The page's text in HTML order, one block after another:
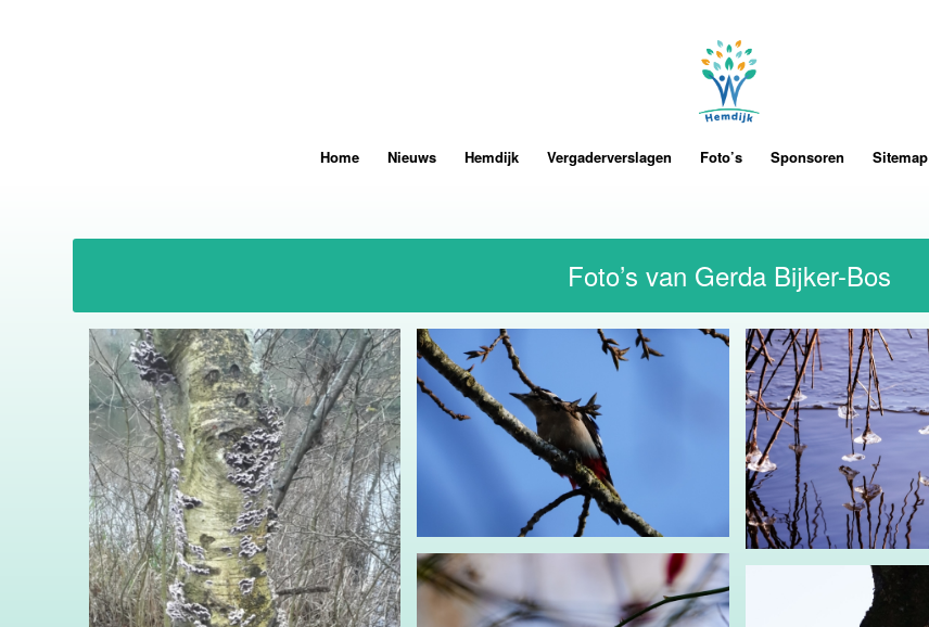
Home Nieuws Hemdijk Vergaderverslagen Foto’s Sponsoren Sitemap
Foto’s van Gerda Bijker-Bos